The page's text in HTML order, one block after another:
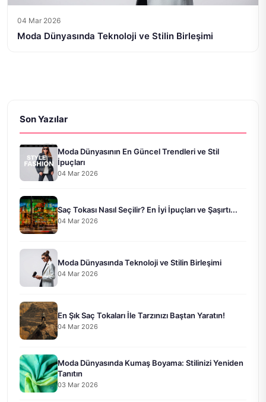
04 Mar 2026
Moda Dünyasında Teknoloji ve Stilin Birleşimi
Son Yazılar
Moda Dünyasının En Güncel Trendleri ve Stil
İpuçları
04 Mar 2026
Saç Tokası Nasıl Seçilir? En İyi İpuçları ve Şaşırtı...
04 Mar 2026
Moda Dünyasında Teknoloji ve Stilin Birleşimi
04 Mar 2026
En Şık Saç Tokaları İle Tarzınızı Baştan Yaratın!
04 Mar 2026
Moda Dünyasında Kumaş Boyama: Stilinizi Yeniden
Tanıtın
03 Mar 2026